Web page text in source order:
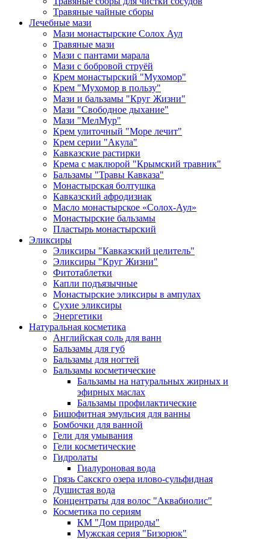
Травяные чайные сборы
Лечебные мази
Мази монастырские Солох Аул
Травяные мази
Мази с пантами марала
Мази с бобровой струёй
Крем монастырский "Мухомор"
Крем "Мухомор в пользу"
Мази и бальзамы "Круг Жизни"
Мази "Свободное дыхание"
Мази "МелМур"
Крем улиточный "Море лечит"
Крем серии "Акула"
Кавказские растирки
Крема с маклюрой "Крымский травник"
Бальзамы "Травы Кавказа"
Монастырская болтушка
Кавказский афродизиак
Масло монастырское «Солох-Аул»
Монастырские бальзамы
Пластырь монастырский
Эликсиры
Эликсиры "Кавказский целитель"
Эликсиры "Круг Жизни"
Фитотаблетки
Капли подъязычные
Монастырские эликсиры в ампулах
Сухие эликсиры
Энергетики
Натуральная косметика
Английская соль для ванн
Бальзамы для губ
Бальзамы для ногтей
Бальзамы косметические
Бальзамы на натуральных жирных и
эфирных маслах
Бальзамы профилактические
Бишофитная эмульсия для ванны
Бомбочки для ванной
Гели для умывания
Гели косметические
Гидролаты
Гиалуроновая вода
Грязь Сакскго озера илово-сульфидная
Душистая вода
Концентраты для волос "Аквабиолис"
Косметика по сериям
КМ "Дом природы"
Мужская серия "Бизорюк"